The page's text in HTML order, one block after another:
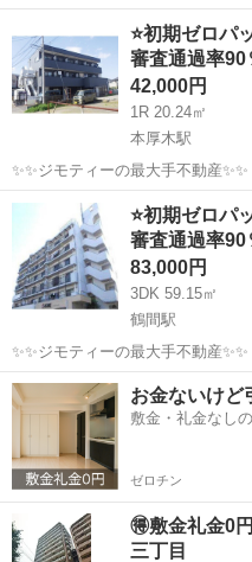
ります。 公式LINEで相談、最新の空室状況や内見のご予約、物件のご
提案など全てが可能です✨ ✅気になったらお気に入りボタン→☆ ✅引
っ...
東海大学前駅
⭐️初期ゼロパ
審査通過率
42,000円
1R 20.24㎡
本厚木駅
✨✨ジモティーの最大手不動産✨✨
🙇‍♂️賃貸の成約件数800件を突破❗️❗️ 🏆🏆🏆🏆🏆🏆🏆🏆🏆🏆🏆🏆 サービ
ス開始からたくさんのお客様に
神奈川 厚木市 本厚木駅
⭐️初期ゼロパ
審査通過率
83,000円
3DK 59.15㎡
鶴間駅
✨✨ジモティーの最大手不動産✨✨
🙇‍♂️賃貸の成約件数800件を突破❗️❗️ 🏆🏆🏆🏆🏆🏆🏆🏆🏆🏆🏆🏆 サービ
ス開始からたくさんのお客様に
神奈川 大和市 鶴間駅
お金ないけど
敷金・礼金なし
ゼロチン
🉐敷金礼金0
三丁目